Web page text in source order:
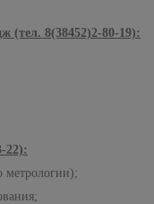
(тел. 8(38452)2-80-19):
22):